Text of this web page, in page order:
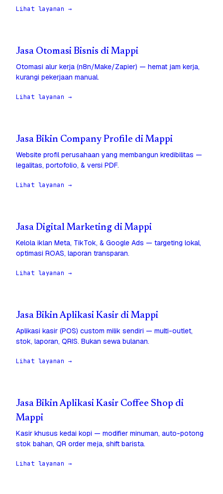
Lihat layanan →
Jasa Otomasi Bisnis di Mappi
Otomasi alur kerja (n8n/Make/Zapier) — hemat jam kerja,
kurangi pekerjaan manual.
Lihat layanan →
Jasa Bikin Company Profile di Mappi
Website profil perusahaan yang membangun kredibilitas —
legalitas, portofolio, & versi PDF.
Lihat layanan →
Jasa Digital Marketing di Mappi
Kelola iklan Meta, TikTok, & Google Ads — targeting lokal,
optimasi ROAS, laporan transparan.
Lihat layanan →
Jasa Bikin Aplikasi Kasir di Mappi
Aplikasi kasir (POS) custom milik sendiri — multi-outlet,
stok, laporan, QRIS. Bukan sewa bulanan.
Lihat layanan →
Jasa Bikin Aplikasi Kasir Coffee Shop di
Mappi
Kasir khusus kedai kopi — modifier minuman, auto-potong
stok bahan, QR order meja, shift barista.
Lihat layanan →